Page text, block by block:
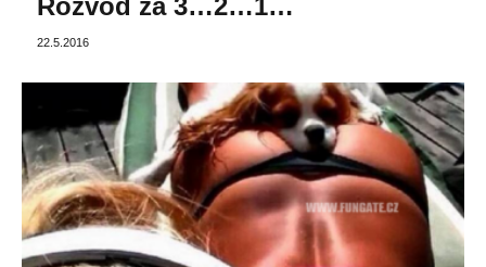
Rozvod za 3…2…1…
22.5.2016